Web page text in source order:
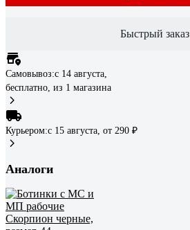
Быстрый заказ
Самовывоз:c 14 августа,
бесплатно, из 1 магазина
Курьером:c 15 августа, от 290 ₽
Аналоги